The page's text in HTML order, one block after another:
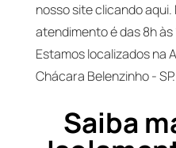
nosso site clicando
atendimento é das 8h
Estamos localizados na
Chácara Belenzinho - SP.
Saiba